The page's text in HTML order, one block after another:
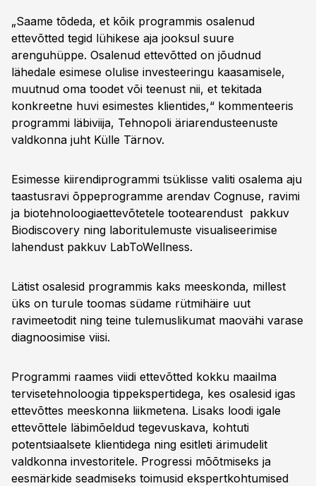
„Saame tõdeda, et kõik programmis osalenud
ettevõtted tegid lühikese aja jooksul suure
arenguhüppe. Osalenud ettevõtted on jõudnud
lähedale esimese olulise investeeringu kaasamisele,
muutnud oma toodet või teenust nii, et tekitada
konkreetne huvi esimestes klientides,“ kommenteeris
programmi läbiviija, Tehnopoli äriarendusteenuste
valdkonna juht Külle Tärnov.
Esimesse kiirendiprogrammi tsüklisse valiti osalema aju
taastusravi õppeprogramme arendav Cognuse, ravimi
ja biotehnoloogiaettevõtetele tootearendust pakkuv
Biodiscovery ning laboritulemuste visualiseerimise
lahendust pakkuv LabToWellness.
Lätist osalesid programmis kaks meeskonda, millest
üks on turule toomas südame rütmihäire uut
ravimeetodit ning teine tulemuslikumat maovähi varase
diagnoosimise viisi.
Programmi raames viidi ettevõtted kokku maailma
tervisetehnoloogia tippekspertidega, kes osalesid igas
ettevõttes meeskonna liikmetena. Lisaks loodi igale
ettevõttele läbimõeldud tegevuskava, kohtuti
potentsiaalsete klientidega ning esitleti ärimudelit
valdkonna investoritele. Progressi mõõtmiseks ja
eesmärkide seadmiseks toimusid ekspertkohtumised